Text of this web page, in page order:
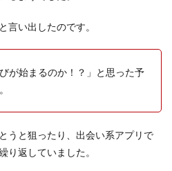
言い出したのです。
が始まるのか！？」と思った予
うと狙ったり、出会い系アプリで
り返していました。